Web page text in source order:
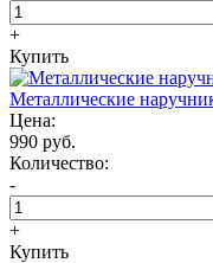
+
Купить
Металлические
Цена:
990 руб.
Количество:
-
+
Купить